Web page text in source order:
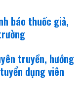
báo thuốc giả,
truyền, hướng
dụng viên